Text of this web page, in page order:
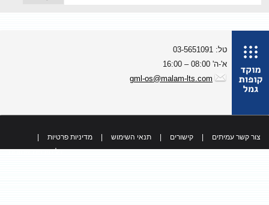
טל: 03-5651091
א'-ה' 08:00 – 16:00
gml-os@malam-lts.com
צור קשר עמיתים קישורים תנאי השימוש מדיניות פרטיות
כל הזכויות שמורות